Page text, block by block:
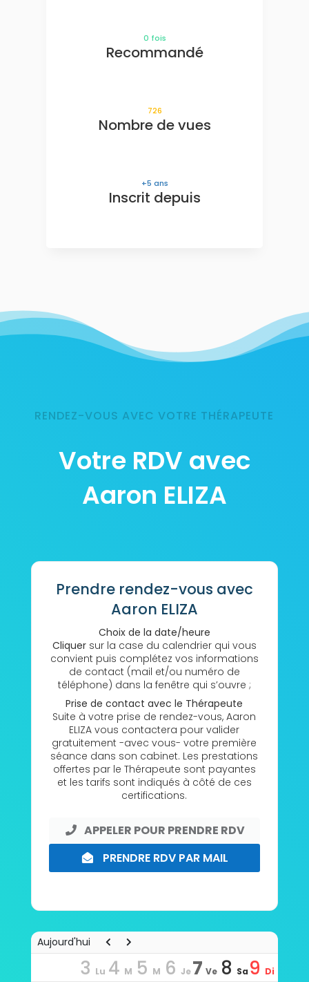
0 fois
Recommandé
726
Nombre de vues
5 ans
Inscrit depuis
RENDEZ-VOUS AVEC VOTRE THÉRAPEUTE
Votre RDV avec
Aaron ELIZA
Prendre rendez-vous avec
Aaron ELIZA
Choix de la date/heure
Cliquersur la case du calendrier qui vous
convient puis complétez vos informations
de contact (mail et/ou numéro de
téléphone) dans la fenêtre qui s’ouvre ;
Prise de contact avec le Thérapeute
Suite à votre prise de rendez-vous, Aaron
ELIZA vous contactera pour valider
gratuitement -avec vous- votre première
séance dans son cabinet. Les prestations
offertes par le Thérapeute sont payantes
et les tarifs sont indiqués à côté de ces
certifications.
APPELER POUR PRENDRE RDV
PRENDRE RDV PAR MAIL
Aujourd'hui
3 Lu 4 M 5 M 6 Je 7 Ve 8 Sa 9 Di